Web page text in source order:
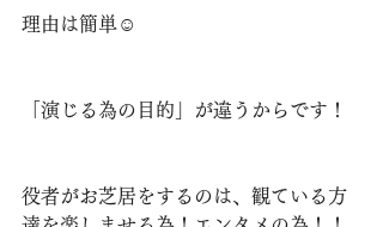
⁡理由は簡単☺️
⁡「演じる為の目的」が違うからです！⁡⁡
⁡役者がお芝居をするのは、観ている方